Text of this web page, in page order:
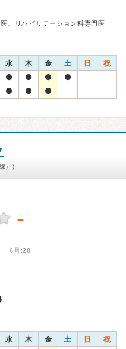
、リハビリテーション科専門医
水 木 金 土 日 祝
））
－
6月:20
水 木 金 土 日 祝